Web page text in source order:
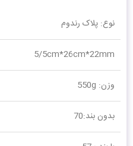
نوع: پلاک رندوم
5/5cm*26cm*22mm
وزن: 550g
بدون بند:70